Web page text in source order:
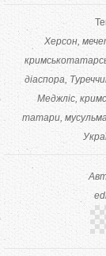
Херсон
діаспора
Меджліс
татари